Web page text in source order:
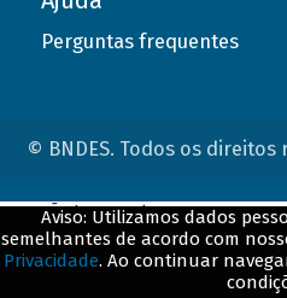
Perguntas frequentes
© BNDES. Todos os direitos
Aviso: Utilizamos dados
semelhantes de acordo com
Privacidade. Ao continuar
ConteÃºdo complementar
${title}${badge}